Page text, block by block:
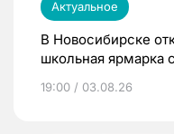
Актуальное
В Новосибирске
школьная ярмарка
19:00 / 03.08.26